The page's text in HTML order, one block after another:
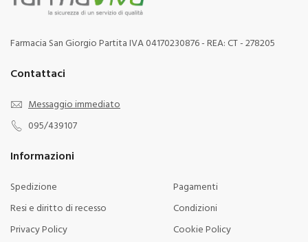
Farmacia San Giorgio Partita IVA 04170230876 - REA: CT - 278205
Contattaci
Messaggio immediato
095/439107
Informazioni
Spedizione
Pagamenti
Resi e diritto di recesso
Condizioni
Privacy Policy
Cookie Policy